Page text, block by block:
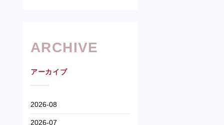
ARCHIVE
アーカイブ
2026-08
2026-07